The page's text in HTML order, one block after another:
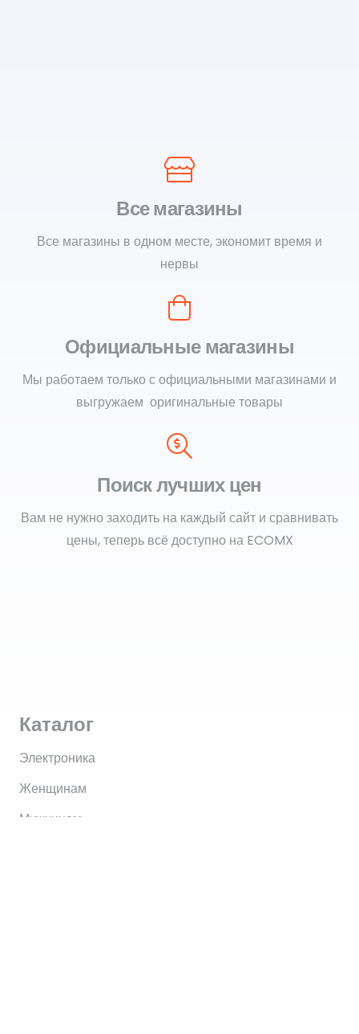
Все магазины
Все магазины в одном месте, экономит время и
нервы
Официальные магазины
Мы работаем только с официальными магазинами и
выгружаем оригинальные товары
Поиск лучших цен
Вам не нужно заходить на каждый сайт и сравнивать
цены, теперь всё доступно на ECOMX
Каталог
Электроника
Женщинам
Мужчинам